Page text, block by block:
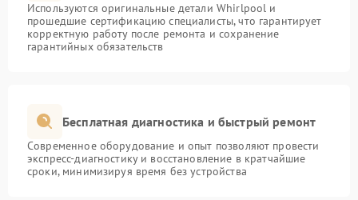
Используются оригинальные детали Whirlpool и
прошедшие сертификацию специалисты, что гарантирует
корректную работу после ремонта и сохранение
гарантийных обязательств
Бесплатная диагностика и быстрый ремонт
Современное оборудование и опыт позволяют провести
экспресс-диагностику и восстановление в кратчайшие
сроки, минимизируя время без устройства